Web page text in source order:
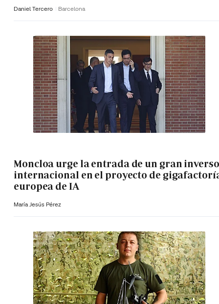
Daniel Tercero Barcelona
Moncloa urge la entrada de un gran
internacional en el proyecto de
europea de IA
María Jesús Pérez